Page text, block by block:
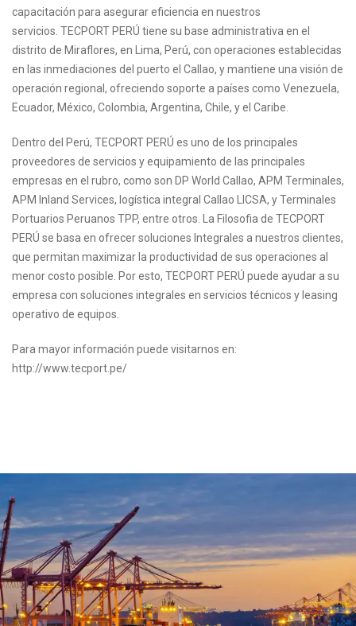
capacitación para asegurar eficiencia en nuestros
servicios. TECPORT PERÚ tiene su base administrativa en el
distrito de Miraflores, en Lima, Perú, con operaciones establecidas
en las inmediaciones del puerto el Callao, y mantiene una visión de
operación regional, ofreciendo soporte a países como Venezuela,
Ecuador, México, Colombia, Argentina, Chile, y el Caribe.
Dentro del Perú, TECPORT PERÚ es uno de los principales
proveedores de servicios y equipamiento de las principales
empresas en el rubro, como son DP World Callao, APM Terminales,
APM Inland Services, logística integral Callao LICSA, y Terminales
Portuarios Peruanos TPP, entre otros. La Filosofia de TECPORT
PERÚ se basa en ofrecer soluciones Integrales a nuestros clientes,
que permitan maximizar la productividad de sus operaciones al
menor costo posible. Por esto, TECPORT PERÚ puede ayudar a su
empresa con soluciones integrales en servicios técnicos y leasing
operativo de equipos.
Para mayor información puede visitarnos en:
http://www.tecport.pe/